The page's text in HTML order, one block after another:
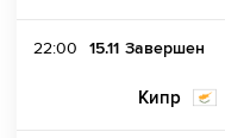
22:00 15.11 Завершен
Кипр